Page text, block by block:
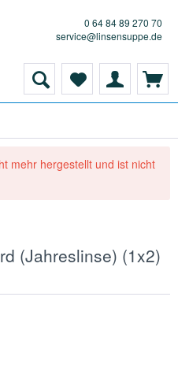
0 64 84 89 270 70
service@linsensuppe.de
mehr hergestellt und ist nicht
(Jahreslinse) (1x2)